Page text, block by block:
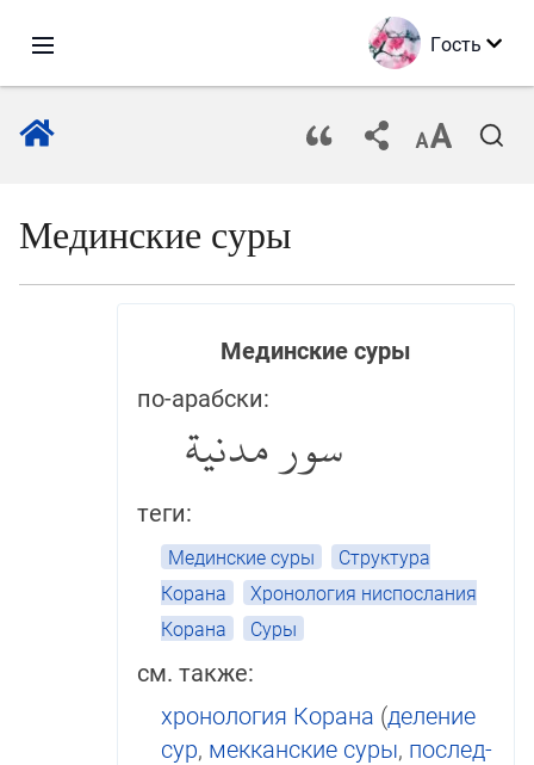
Гость
Мединские суры
Мединские суры
по-арабски:
سور مدنية
теги:
Мединские суры
Структура
Корана
Хронология ниспослания
Корана
Суры
см. также:
хронология Корана (деление
сур, мек­кан­ские суры, пос­лед­